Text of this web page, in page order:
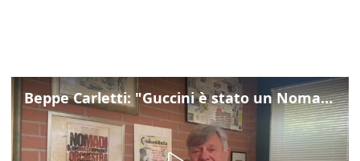
Beppe Carletti: "Guccini è stato un Nomade"